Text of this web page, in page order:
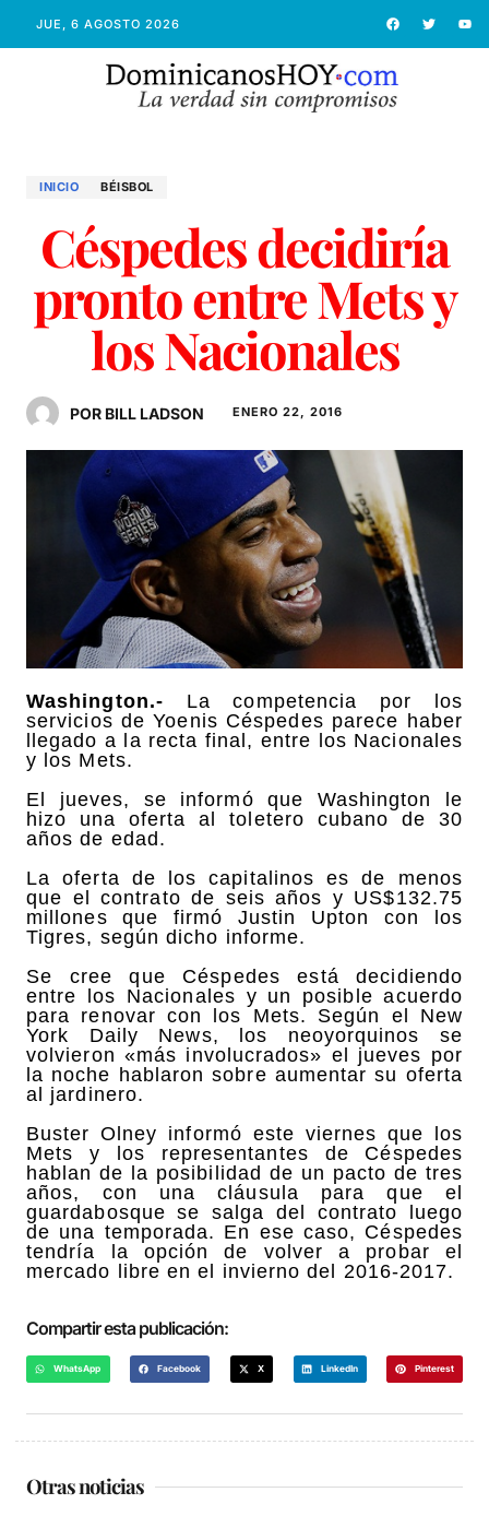
JUE, 6 AGOSTO 2026
INICIO BÉISBOL
Céspedes decidiría
pronto entre Mets y
los Nacionales
POR BILL LADSON ENERO 22, 2016
Washington.- La competencia por los
servicios de Yoenis Céspedes parece haber
llegado a la recta final, entre los Nacionales
y los Mets.
El jueves, se informó que Washington le
hizo una oferta al toletero cubano de 30
años de edad.
La oferta de los capitalinos es de menos
que el contrato de seis años y US$132.75
millones que firmó Justin Upton con los
Tigres, según dicho informe.
Se cree que Céspedes está decidiendo
entre los Nacionales y un posible acuerdo
para renovar con los Mets. Según el New
York Daily News, los neoyorquinos se
volvieron «más involucrados» el jueves por
la noche hablaron sobre aumentar su oferta
al jardinero.
Buster Olney informó este viernes que los
Mets y los representantes de Céspedes
hablan de la posibilidad de un pacto de tres
años, con una cláusula para que el
guardabosque se salga del contrato luego
de una temporada. En ese caso, Céspedes
tendría la opción de volver a probar el
mercado libre en el invierno del 2016-2017.
Compartir esta publicación:
WhatsApp Facebook X LinkedIn Pinterest
Otras noticias